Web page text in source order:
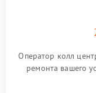
Оператор колл
ремонта вашего